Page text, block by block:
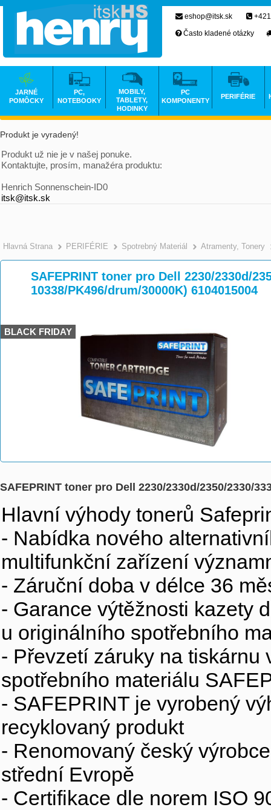
Produkt je vyradený!
Produkt už nie je v našej ponuke.
Kontaktujte, prosím, manažéra produktu:
Henrich Sonnenschein-ID0
itsk@itsk.sk
Hlavná Strana >
PERIFÉRIE >
Spotrebný Materiál >
Atramenty, Tonery
SAFEPRINT toner pro Dell 2230/2330d/
10338/PK496/drum/30000K) 6104015004
BLACK FRIDAY
SAFEPRINT toner pro Dell 2230/2330d/2350/2330/
Hlavní výhody tonerů
- Nabídka nového
multifunkční zařízení
- Záruční doba v délce 36
- Garance výtěžnosti kazety
u originálního spotřebního
- Převzetí záruky na
spotřebního materiálu
- SAFEPRINT je vyrobený
recyklovaný produkt
- Renomovaný český
střední Evropě
- Certifikace dle norem ISO
eshop@itsk.sk
Často kladené otázky
JARNÉ
POMÔCKY
PC,
NOTEBOOKY
MOBILY,
TABLETY,
HODINKY
PC
KOMPONENTY
PERIFÉRIE